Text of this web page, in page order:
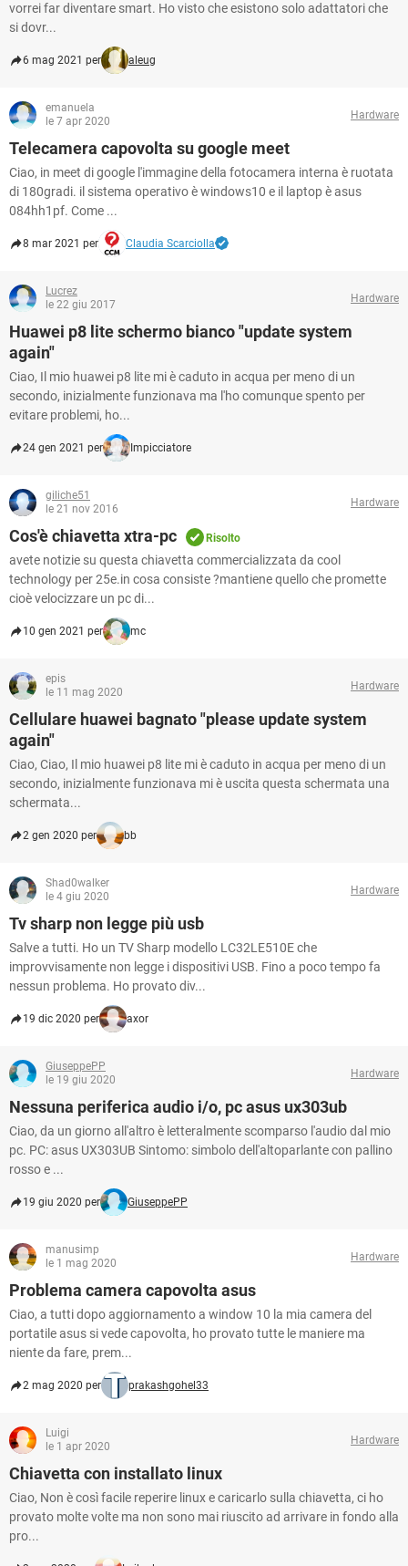
vorrei far diventare smart. Ho visto che esistono solo adattatori che
si dovr...
6 mag 2021 per aleug
emanuela
le 7 apr 2020
Hardware
Telecamera capovolta su google meet
Ciao, in meet di google l'immagine della fotocamera interna è ruotata
di 180gradi. il sistema operativo è windows10 e il laptop è asus
084hh1pf. Come ...
8 mar 2021 per Claudia Scarciolla
Lucrez
le 22 giu 2017
Hardware
Huawei p8 lite schermo bianco "update system
again"
Ciao, Il mio huawei p8 lite mi è caduto in acqua per meno di un
secondo, inizialmente funzionava ma l'ho comunque spento per
evitare problemi, ho...
24 gen 2021 per Impicciatore
giliche51
le 21 nov 2016
Hardware
Cos'è chiavetta xtra-pc Risolto
avete notizie su questa chiavetta commercializzata da cool
technology per 25e.in cosa consiste ?mantiene quello che promette
cioè velocizzare un pc di...
10 gen 2021 per mc
epis
le 11 mag 2020
Hardware
Cellulare huawei bagnato "please update system
again"
Ciao, Ciao, Il mio huawei p8 lite mi è caduto in acqua per meno di un
secondo, inizialmente funzionava mi è uscita questa schermata una
schermata...
2 gen 2020 per bb
Shad0walker
le 4 giu 2020
Hardware
Tv sharp non legge più usb
Salve a tutti. Ho un TV Sharp modello LC32LE510E che
improvvisamente non legge i dispositivi USB. Fino a poco tempo fa
nessun problema. Ho provato div...
19 dic 2020 per axor
GiuseppePP
le 19 giu 2020
Hardware
Nessuna periferica audio i/o, pc asus ux303ub
Ciao, da un giorno all'altro è letteralmente scomparso l'audio dal mio
pc. PC: asus UX303UB Sintomo: simbolo dell'altoparlante con pallino
rosso e ...
19 giu 2020 per GiuseppePP
manusimp
le 1 mag 2020
Hardware
Problema camera capovolta asus
Ciao, a tutti dopo aggiornamento a window 10 la mia camera del
portatile asus si vede capovolta, ho provato tutte le maniere ma
niente da fare, prem...
2 mag 2020 per prakashgohel33
Luigi
le 1 apr 2020
Hardware
Chiavetta con installato linux
Ciao, Non è così facile reperire linux e caricarlo sulla chiavetta, ci ho
provato molte volte ma non sono mai riuscito ad arrivare in fondo alla
pro...